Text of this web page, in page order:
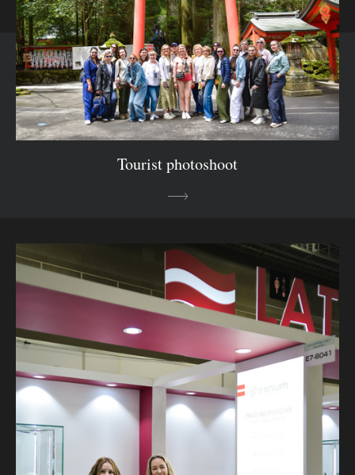
Tourist photoshoot